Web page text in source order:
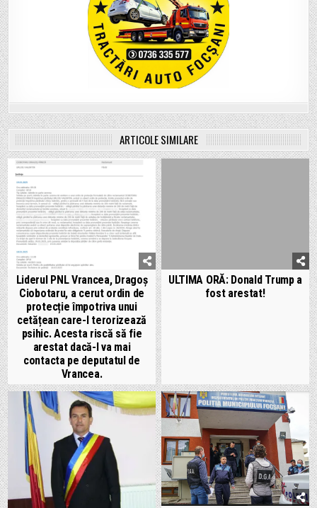
ARTICOLE SIMILARE
Liderul PNL Vrancea, Dragoș
Ciobotaru, a cerut ordin de
protecție împotriva unui
cetățean care-l terorizează
psihic. Acesta riscă să fie
arestat dacă-l va mai
contacta pe deputatul de
Vrancea.
ULTIMA ORĂ: Donald Trump a
fost arestat!